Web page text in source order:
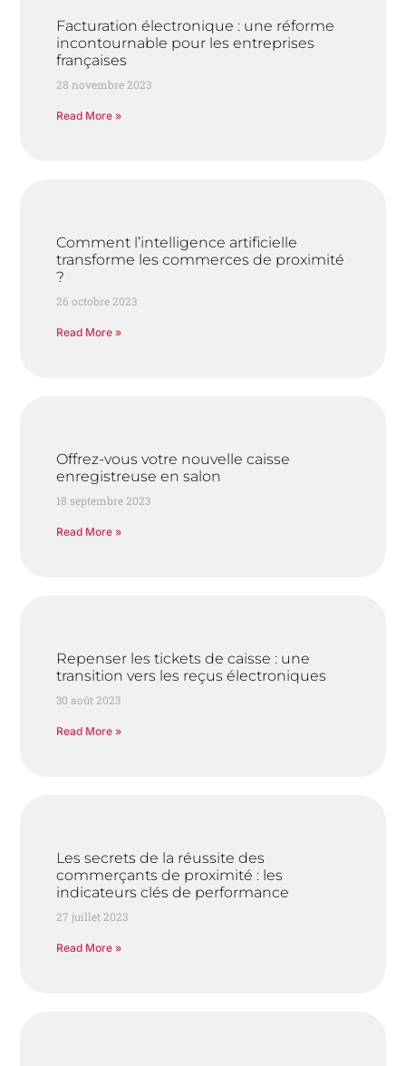
Facturation électronique : une réforme
incontournable pour les entreprises
françaises
28 novembre 2023
Read More »
Comment l’intelligence artificielle
transforme les commerces de proximité
?
26 octobre 2023
Read More »
Offrez-vous votre nouvelle caisse
enregistreuse en salon
18 septembre 2023
Read More »
Repenser les tickets de caisse : une
transition vers les reçus électroniques
30 août 2023
Read More »
Les secrets de la réussite des
commerçants de proximité : les
indicateurs clés de performance
27 juillet 2023
Read More »